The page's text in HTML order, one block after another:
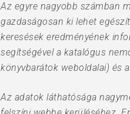
Az egyre nagyobb számban
gazdaságosan ki lehet
keresések eredményének
segítségével a katalógus
könyvbarátok weboldalai) és
Az adatok láthatósága